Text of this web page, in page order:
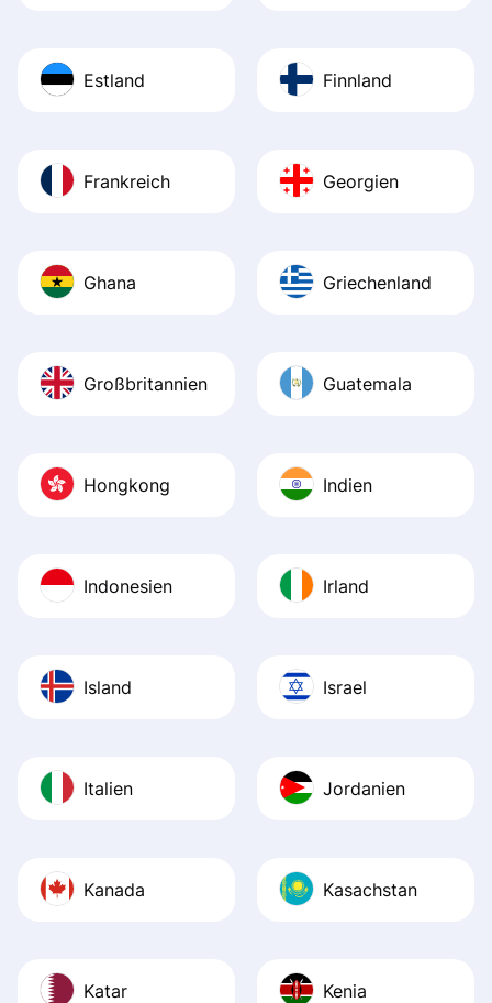
Estland Finnland
Frankreich Georgien
Ghana Griechenland
Großbritannien Guatemala
Hongkong Indien
Indonesien Irland
Island Israel
Italien Jordanien
Kanada Kasachstan
Katar Kenia